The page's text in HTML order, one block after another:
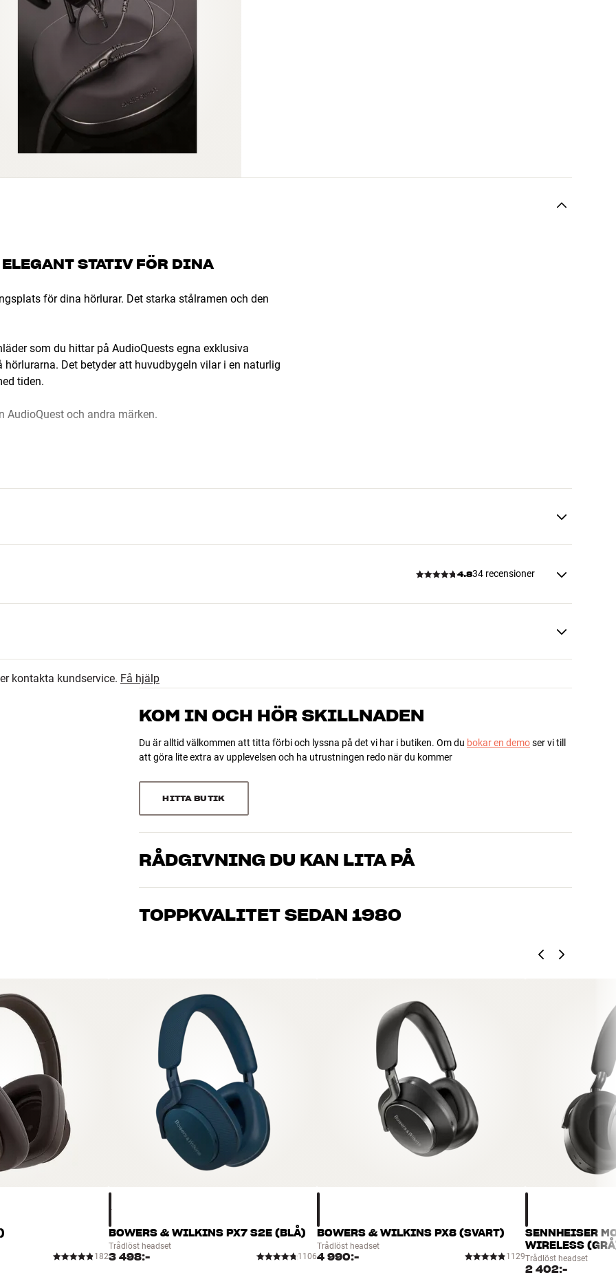
STATIV FÖR DINA
för dina hörlurar. Det starka stålramen och den
som du hittar på AudioQuests egna exklusiva
Det betyder att huvudbygeln vilar i en naturlig
tiden.
och andra märken.
x djup)
4.834 recensioner
4.8
kontakta kundservice. Få hjälp
KOM IN OCH HÖR SKILLNADEN
Du är alltid välkommen att titta förbi och lyssna på det vi har i butiken. Om du bokar en demoser vi till
att göra lite extra av upplevelsen och ha utrustningen redo när du kommer
HITTA BUTIK
RÅDGIVNING DU KAN LITA PÅ
Våra medarbetare är riktiga entusiaster som kan produkterna och brinner för riktigt bra ljud – både till
just dig och din budget
TOPPKVALITET SEDAN 1980
182
BOWERS & WILKINS PX7 S2E (BLÅ)
Trådlöst headset
3 498:- 1106
BOWERS & WILKINS PX8 (SVART)
Trådlöst headset
4 990:- 1129
SENNHEISER
WIRELESS
Trådlöst headset
2 402:-